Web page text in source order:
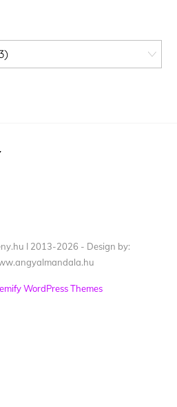
I 2013-2026 - Design by:
WordPress Themes